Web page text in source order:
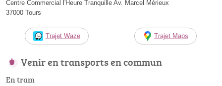
Centre Commercial l'Heure Tranquille Av. Marcel Mérieux
37000 Tours
Trajet Waze Trajet Maps
Venir en transports en commun
En tram